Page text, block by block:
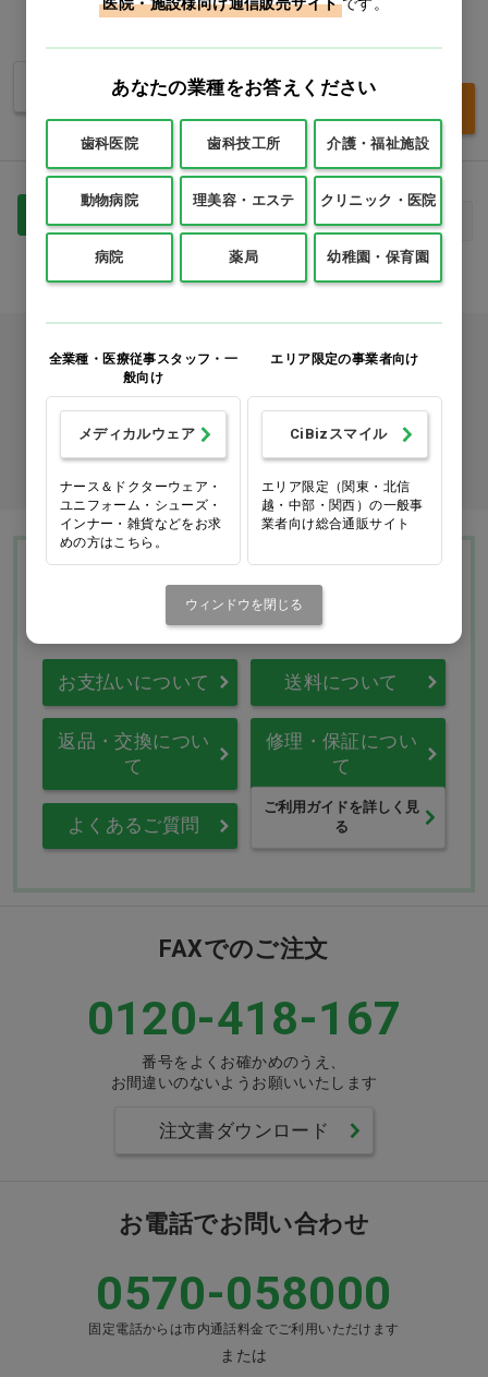
バリエーションを見る
1本
価格：ログイン後表示
最初 前へ 次へ 最後
カタログをご利用のお客様
カタログ請求
商品コード入力でクイックオーダー
プ
お支払いについて 送料について
返品・交換につい
て
修理・保証につい
て
よくあるご質問
ご利用ガイドを詳しく見
る
FAXでのご注文
0120-418-167
番号をよくお確かめのうえ、
お間違いのないようお願いいたします
注文書ダウンロード
お電話でお問い合わせ
0570-058000
固定電話からは市内通話料金でご利用いただけます
または
あなたの業種をお答えください
歯科医院 歯科技工所 介護・福祉施設
動物病院 理美容・エステ クリニック・医院
病院 薬局 幼稚園・保育園
全業種・医療従事スタッフ・一
般向け
メディカルウェア
ナース＆ドクターウェア・
ユニフォーム・シューズ・
インナー・雑貨などをお求
めの方はこちら。
エリア限定の事業者向け
CiBizスマイル
エリア限定（関東・北信
越・中部・関西）の一般事
業者向け総合通販サイト
ウィンドウを閉じる